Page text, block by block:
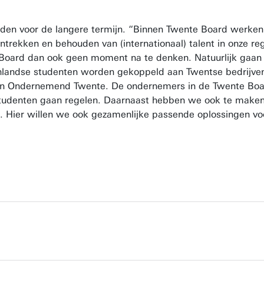
voor de langere termijn. “Binnen Twente Board
en behouden van (internationaal) talent in onze
dan ook geen moment na te denken. Natuurlijk
studenten worden gekoppeld aan Twentse
Twente. De ondernemers in de Twente
gaan regelen. Daarnaast hebben we ook te
willen we ook gezamenlijke passende oplossingen